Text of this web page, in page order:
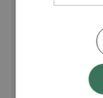
Stöd